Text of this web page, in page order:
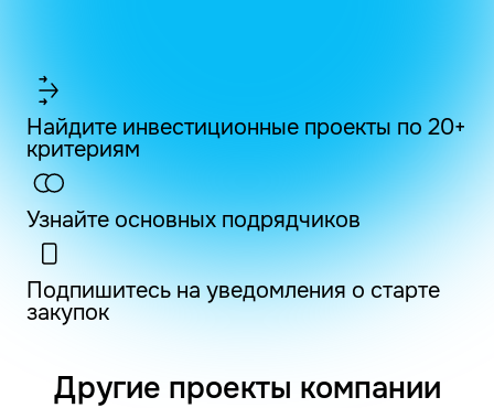
Найдите инвестиционные проекты по 20+
критериям
Узнайте основных подрядчиков
Подпишитесь на уведомления о старте
закупок
Другие проекты компании